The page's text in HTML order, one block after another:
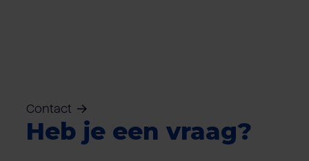
Contact
Heb je een vraag?